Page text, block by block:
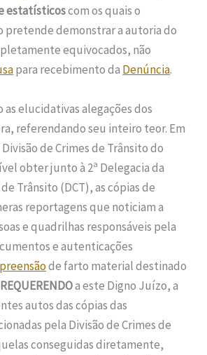
estatísticoscom os quais o
pretende demonstrar a autoria do
equivocados, não
para recebimento da Denúncia.
elucidativas alegações dos
referendando seu inteiro teor. Em
de Crimes de Trânsito do
obter junto à 2a Delegacia da
Trânsito (DCT), as cópias de
reportagens que noticiam a
e quadrilhas responsáveis pela
e autenticações
de farto material destinado
REQUERENDOa este Digno Juízo, a
autos das cópias das
pela Divisão de Crimes de
conseguidas diretamente,